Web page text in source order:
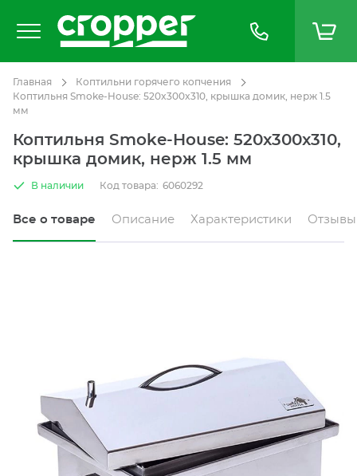
Главная
Коптильни горячего копчения
Коптильня Smoke-House: 520x300x310, крышка домик, нерж 1.5
мм
Коптильня Smoke-House: 520x300x310,
крышка домик, нерж 1.5 мм
В наличии Код товара: 6060292
Все о товаре Описание Характеристики Отзывы